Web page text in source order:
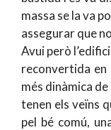
massa se la va
assegurar que
Avui però
reconvertida en
més dinàmica
tenen els veïns
pel bé comú,